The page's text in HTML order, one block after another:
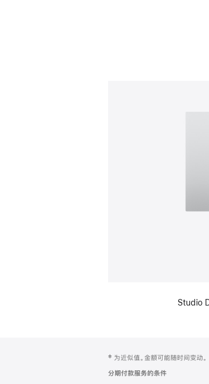
Studio
页
注
‡ 为近似值。金额可能随时间变动。
分期付款服务的条件